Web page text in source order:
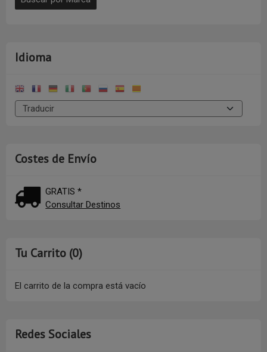
Idioma
Costes de Envío
GRATIS *
Consultar Destinos
Tu Carrito (0)
El carrito de la compra está vacío
Redes Sociales